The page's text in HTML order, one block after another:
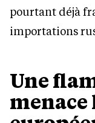
pourtant déjà
importations
Une
menace